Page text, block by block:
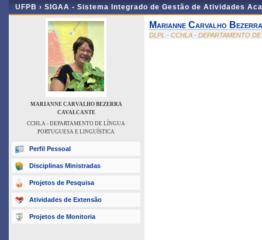
UFPB › SIGAA - Sistema Integrado de Gestão de Atividades
MARIANNE CARVALHO BEZERRA
CAVALCANTE
CCHLA - DEPARTAMENTO DE LÍNGUA
PORTUGUESA E LINGUÍSTICA
Perfil Pessoal
Disciplinas Ministradas
Projetos de Pesquisa
Atividades de Extensão
Projetos de Monitoria
Marianne Carvalho
DLPL - CCHLA - DEPARTAMENTO